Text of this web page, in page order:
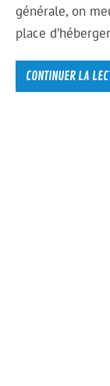
générale, on
place
CONTINUER LA